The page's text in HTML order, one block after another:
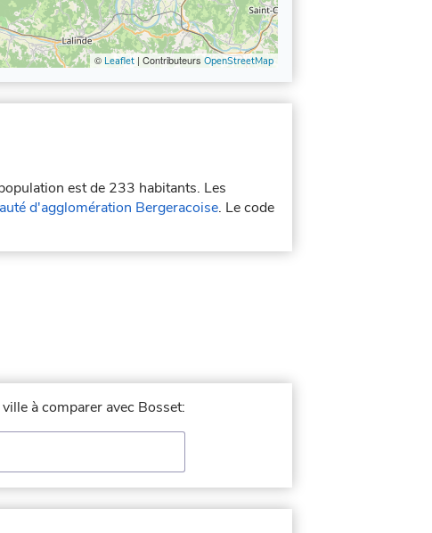
© Leaflet | Contributeurs OpenStreetMap
est de 233 habitants. Les
d'agglomération Bergeracoise. Le code
à comparer avec Bosset: